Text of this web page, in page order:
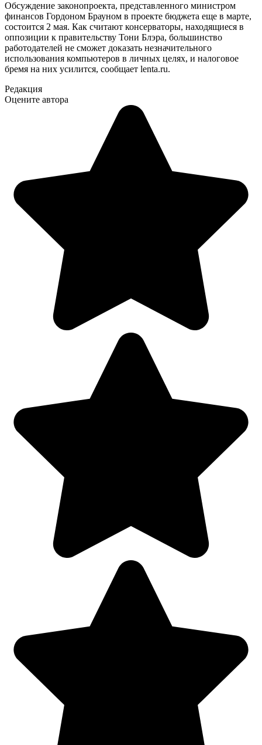
Обсуждение законопроекта, представленного министром
финансов Гордоном Брауном в проекте бюджета еще в марте,
состоится 2 мая. Как считают консерваторы, находящиеся в
оппозиции к правительству Тони Блэра, большинство
работодателей не сможет доказать незначительного
использования компьютеров в личных целях, и налоговое
бремя на них усилится, сообщает lenta.ru.
Редакция
Оцените автора